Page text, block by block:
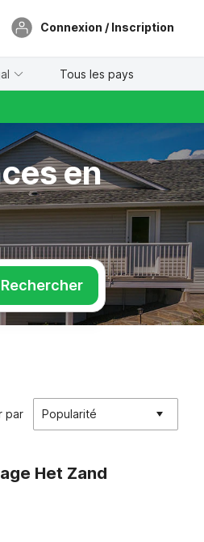
Connexion / Inscription
Tous les pays
en
Rechercher
par Popularité
Het Zand